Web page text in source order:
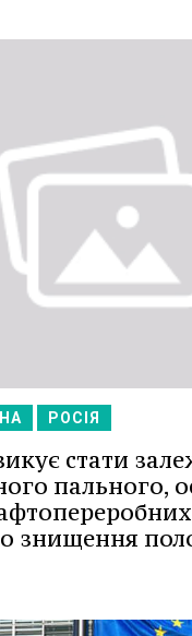
РОСІЯ
стати
пального,
знищення